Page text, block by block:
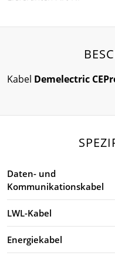
Kabel Demelectric
Daten- und
Kommunikationskabel
LWL-Kabel
Energiekabel